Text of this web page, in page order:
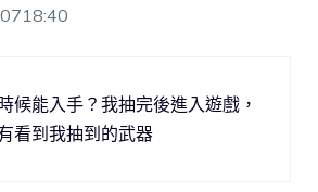
候能入手？我抽完後進入遊戲，
看到我抽到的武器